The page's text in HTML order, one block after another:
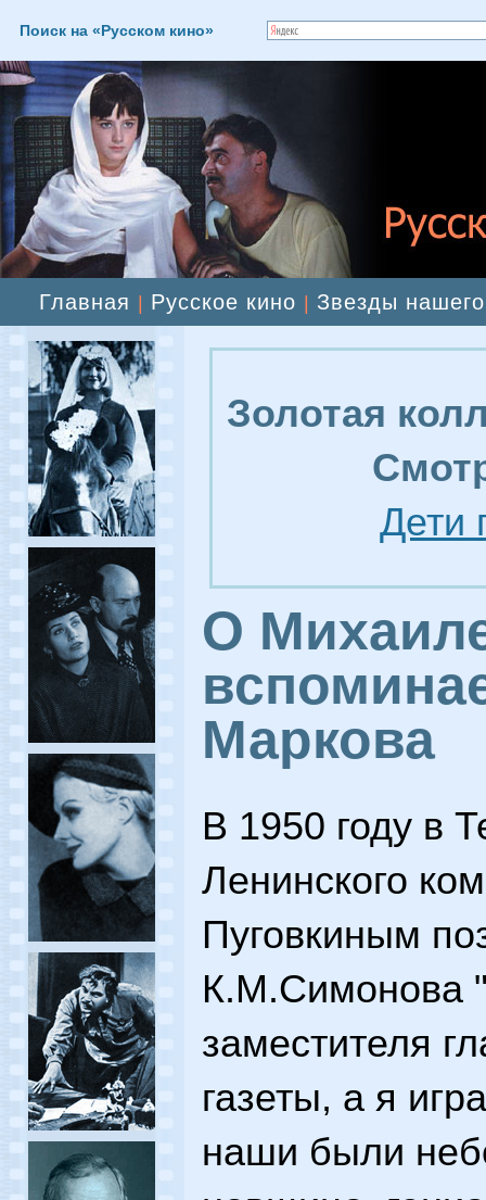
Поиск на «Русском кино»
Главная Русское кино Звезды
Золотая
Дети
О
Маркова
В 1950 году в
Ленинского
Пуговкиным
К.М.Симонова
заместителя
газеты, а я
наши были